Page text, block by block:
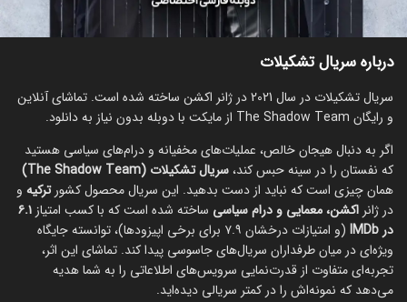
توضیحات قسمت‌ها سریال‌های مشابه
درباره سریال تشکیلات
سریال تشکیلات در سال 2021 در ژانر اکشن ساخته شده است. تماشای آنلاین
و رایگان The Shadow Team از مایکت با دوبله بدون نیاز به دانلود.
اگر به دنبال هیجان خالص، عملیات‌های مخفیانه و درام‌های سیاسی هستید
که نفستان را در سینه حبس کند،سریال تشکیلات (The Shadow Team)
همان چیزی است که نباید از دست بدهید. این سریال محصول کشورترکیه و
در ژانر اکشن، معمایی و درام سیاسی ساخته شده است که با کسب امتیاز ۶.۱
در IMDb
(و امتیازات درخشان ۷.۹ برای برخی اپیزودها)، توانسته جایگاه
ویژه‌ای در میان طرفداران سریال‌های جاسوسی پیدا کند. تماشای این اثر،
تجربه‌ای متفاوت از قدرت‌نمایی سرویس‌های اطلاعاتی را به شما هدیه
می‌دهد که نمونه‌اش را در کمتر سریالی دیده‌اید.